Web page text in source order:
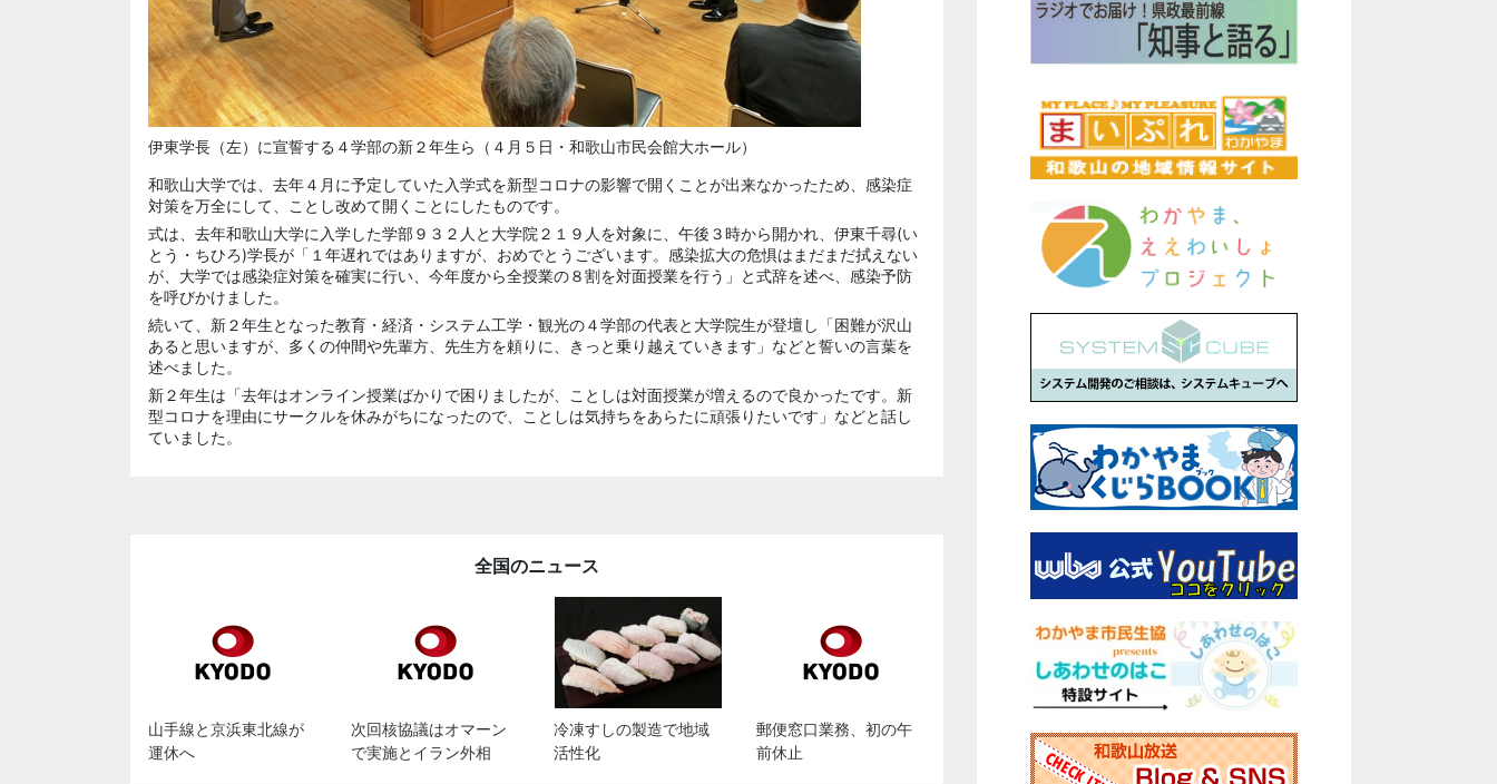
伊東学長（左）に宣誓する４学部の新２年生ら（４月５日・和歌山市民会館大ホール）
和歌山大学では、去年４月に予定していた入学式を新型コロナの影響で開くことが出来なかったため、感染症
対策を万全にして、ことし改めて開くことにしたものです。
式は、去年和歌山大学に入学した学部９３２人と大学院２１９人を対象に、午後３時から開かれ、伊東千尋(い
とう・ちひろ)学長が「１年遅れではありますが、おめでとうございます。感染拡大の危惧はまだまだ拭えない
が、大学では感染症対策を確実に行い、今年度から全授業の８割を対面授業を行う」と式辞を述べ、感染予防
を呼びかけました。
続いて、新２年生となった教育・経済・システム工学・観光の４学部の代表と大学院生が登壇し「困難が沢山
あると思いますが、多くの仲間や先輩方、先生方を頼りに、きっと乗り越えていきます」などと誓いの言葉を
述べました。
新２年生は「去年はオンライン授業ばかりで困りましたが、ことしは対面授業が増えるので良かったです。新
型コロナを理由にサークルを休みがちになったので、ことしは気持ちをあらたに頑張りたいです」などと話し
ていました。
全国のニュース
山手線と京浜東北線が
運休へ
次回核協議はオマーン
で実施とイラン外相
冷凍すしの製造で地域
活性化
郵便窓口業務、初の午
前休止